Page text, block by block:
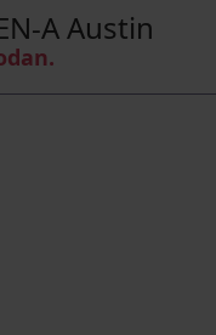
A Austin